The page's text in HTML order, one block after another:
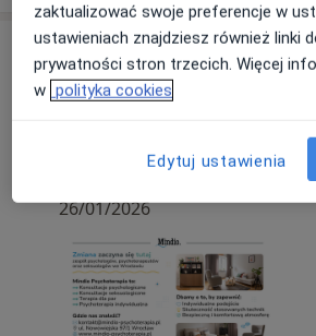
Aktualności
mgr Kornelia Wiśniewska
Zapraszam serdecznie.
26/01/2026
zaktualizować swoje preferencje w
ustawieniach znajdziesz również linki
prywatności stron trzecich. Więcej
w polityka cookies
Edytuj ustawienia